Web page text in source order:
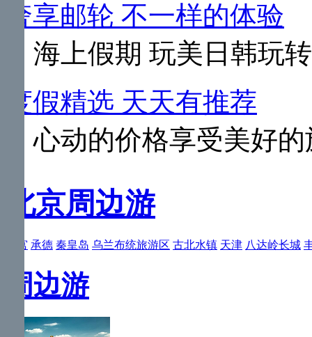
奢享邮轮 不一样的体验
海上假期 玩美日韩玩
度假精选 天天有推荐
心动的价格享受美好
北京周边游
故宫 承德 秦皇岛 乌兰布统旅游区 古北水镇 天津 八达岭长城
周边游